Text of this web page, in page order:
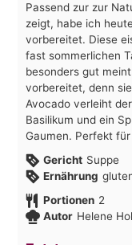
Passend zur zur
zeigt, habe ich
vorbereitet. Diese
fast sommerlichen
besonders gut
vorbereitet, denn
Avocado verleiht
Basilikum und ein
Gaumen. Perfekt
Gericht Suppe
Ernährung
Portionen 2
Autor Helene